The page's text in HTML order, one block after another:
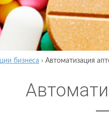
бизнеса › Автоматизация